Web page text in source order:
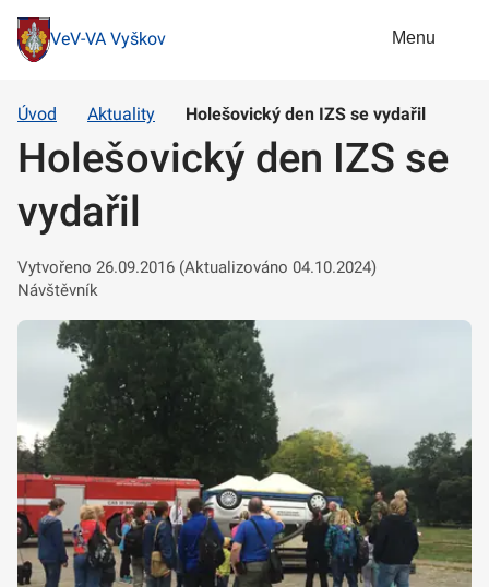
VeV-VA Vyškov Menu
Úvod Aktuality Holešovický den IZS se vydařil
Holešovický den IZS se
vydařil
Vytvořeno 26.09.2016 (Aktualizováno 04.10.2024)
Návštěvník